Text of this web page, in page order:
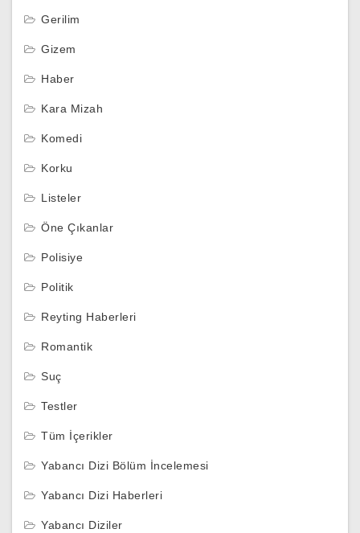
Gerilim
Gizem
Haber
Kara Mizah
Komedi
Korku
Listeler
Öne Çıkanlar
Polisiye
Politik
Reyting Haberleri
Romantik
Suç
Testler
Tüm İçerikler
Yabancı Dizi Bölüm İncelemesi
Yabancı Dizi Haberleri
Yabancı Diziler